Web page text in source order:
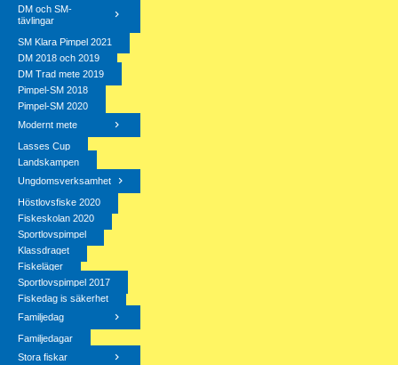
DM och SM-
tävlingar
SM Klara Pimpel 2021
DM 2018 och 2019
DM Trad mete 2019
Pimpel-SM 2018
Pimpel-SM 2020
Modernt mete
Lasses Cup
Landskampen
Ungdomsverksamhet
Höstlovsfiske 2020
Fiskeskolan 2020
Sportlovspimpel
Klassdraget
Fiskeläger
Sportlovspimpel 2017
Fiskedag is säkerhet
Familjedag
Familjedagar
Stora fiskar